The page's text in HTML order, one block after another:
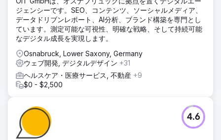
ジェンシーです。SEO、コンテンツ、ソーシャルメディア、
データドリブンレポート、AI分析、ブランド構築を専門とし
ています。測定可能な可視性、明確な戦略、そして持続可能
なデジタル成長を実現します。
Osnabruck, Lower Saxony, Germany
ウェブ開発, デジタルデザイン +31
ヘルスケア・医療サービス, 不動産 +9
$0 - $2,500
4.6